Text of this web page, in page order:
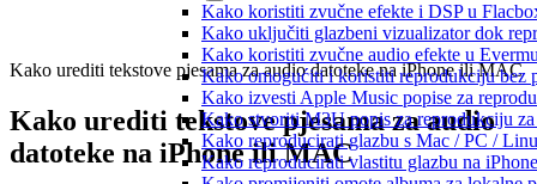
Kako koristiti zvučne efekte i DSP u
Kako uključiti glazbeni vizualizator dok
Kako koristiti zvučne audio efekte u
Kako omogućiti i koristiti reprodukciju bez
Kako izvesti Apple Music popise za
Kako stvoriti M3U popis za reprodukciju
Kako reproducirati glazbu s Mac / PC /
Kako reproducirati vlastitu glazbu na
Kako urediti tekstove pjesama za audio datoteke na iPhone ili MAC
Kako urediti tekstove pjesama za audio
datoteke na iPhone ili MAC